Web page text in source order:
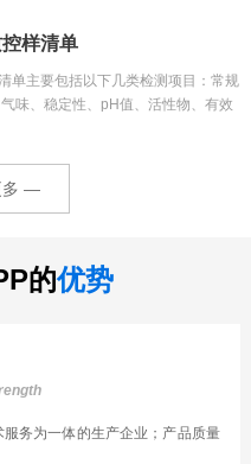
样清单
主要包括以下几类检测项目：常规
、稳定性、pH值、活性物、有效
多 —
的优势
术服务为一体的生产企业；产品质量